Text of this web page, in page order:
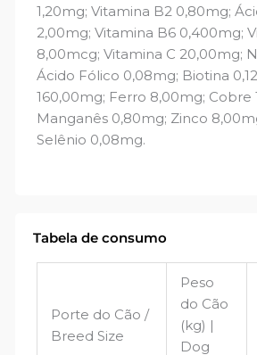
1,20mg; Vitamina B2 0,80mg;
2,00mg; Vitamina B6 0,400mg;
8,00mcg; Vitamina C 20,00mg;
Ácido Fólico 0,08mg; Biotina
160,00mg; Ferro 8,00mg; Cobre
Manganês 0,80mg; Zinco
Selênio 0,08mg.
Tabela de consumo
Porte do Cão /
Breed Size
Peso
do Cão
(kg) |
Dog